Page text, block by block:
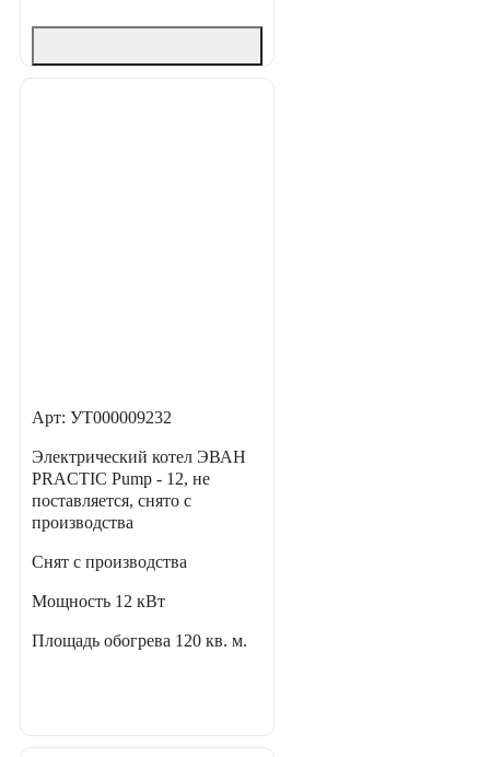
Арт: УТ000009232
Электрический котел ЭВАН
PRACTIC Pump - 12, не
поставляется, снято с
производства
Снят с производства
Мощность 12 кВт
Площадь обогрева 120 кв. м.